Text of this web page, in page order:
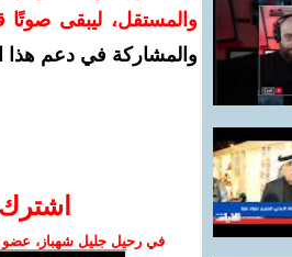
والمستقل، ليبقى صوتًا
والمشاركة في دعم هذا
في رحيل جليل شهباز، عضو